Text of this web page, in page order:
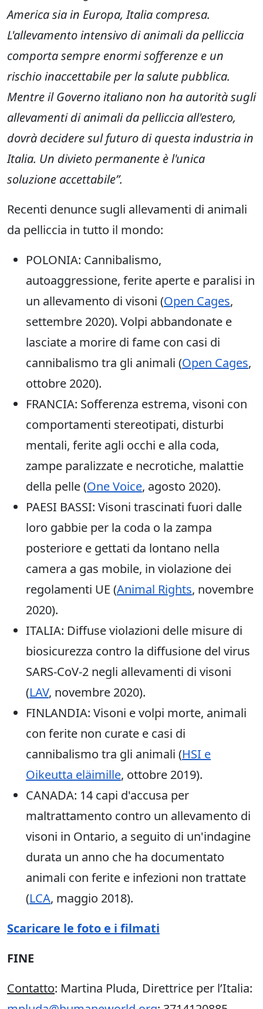
America sia in Europa, Italia compresa.
L'allevamento intensivo di animali da pelliccia
comporta sempre enormi sofferenze e un
rischio inaccettabile per la salute pubblica.
Mentre il Governo italiano non ha autorità sugli
allevamenti di animali da pelliccia all'estero,
dovrà decidere sul futuro di questa industria in
Italia. Un divieto permanente è l'unica
soluzione accettabile”.
Recenti denunce sugli allevamenti di animali
da pelliccia in tutto il mondo:
POLONIA: Cannibalismo,
autoaggressione, ferite aperte e paralisi in
un allevamento di visoni (Open Cages,
settembre 2020). Volpi abbandonate e
lasciate a morire di fame con casi di
cannibalismo tra gli animali (Open Cages,
ottobre 2020).
FRANCIA: Sofferenza estrema, visoni con
comportamenti stereotipati, disturbi
mentali, ferite agli occhi e alla coda,
zampe paralizzate e necrotiche, malattie
della pelle (One Voice, agosto 2020).
PAESI BASSI: Visoni trascinati fuori dalle
loro gabbie per la coda o la zampa
posteriore e gettati da lontano nella
camera a gas mobile, in violazione dei
regolamenti UE (Animal Rights, novembre
2020).
ITALIA: Diffuse violazioni delle misure di
biosicurezza contro la diffusione del virus
SARS-CoV-2 negli allevamenti di visoni
(LAV, novembre 2020).
FINLANDIA: Visoni e volpi morte, animali
con ferite non curate e casi di
cannibalismo tra gli animali (HSI e
Oikeutta eläimille, ottobre 2019).
CANADA: 14 capi d'accusa per
maltrattamento contro un allevamento di
visoni in Ontario, a seguito di un'indagine
durata un anno che ha documentato
animali con ferite e infezioni non trattate
(LCA, maggio 2018).
Scaricare le foto e i filmati
FINE
Contatto: Martina Pluda, Direttrice per l’Italia: